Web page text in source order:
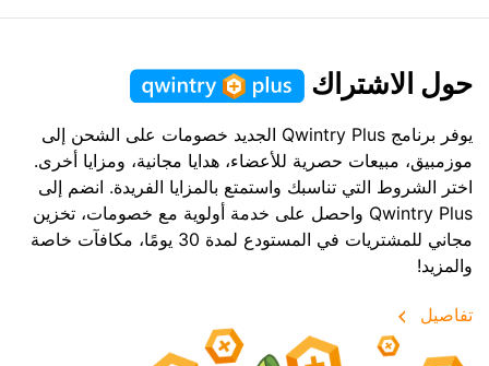
حول الاشتراك
يوفر برنامج Qwintry Plus الجديد خصومات على الشحن إلى
موزمبيق، مبيعات حصرية للأعضاء، هدايا مجانية، ومزايا أخرى.
اختر الشروط التي تناسبك واستمتع بالمزايا الفريدة. انضم إلى
Qwintry Plus واحصل على خدمة أولوية مع خصومات، تخزين
مجاني للمشتريات في المستودع لمدة 30 يومًا، مكافآت خاصة
والمزيد!
تفاصيل